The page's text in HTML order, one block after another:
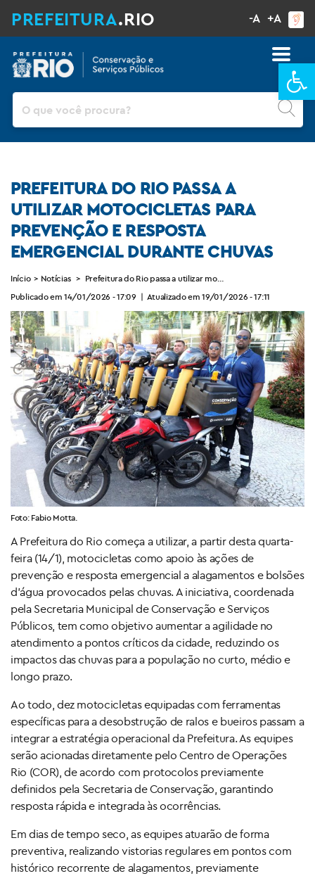
PREFEITURA.RIO -A +A
Pesquisar
PREFEITURA DO RIO PASSA A
UTILIZAR MOTOCICLETAS PARA
PREVENÇÃO E RESPOSTA
EMERGENCIAL DURANTE CHUVAS
Início > Notícias > Prefeitura do Rio passa a utilizar motocicletas para
Publicado em 14/01/2026 - 17:09 | Atualizado em 19/01/2026 - 17:11
Foto: Fabio Motta.
A Prefeitura do Rio começa a utilizar, a partir desta quarta-
feira (14/1), motocicletas como apoio às ações de
prevenção e resposta emergencial a alagamentos e bolsões
d’água provocados pelas chuvas. A iniciativa, coordenada
pela Secretaria Municipal de Conservação e Serviços
Públicos, tem como objetivo aumentar a agilidade no
atendimento a pontos críticos da cidade, reduzindo os
impactos das chuvas para a população no curto, médio e
longo prazo.
Ao todo, dez motocicletas equipadas com ferramentas
específicas para a desobstrução de ralos e bueiros passam a
integrar a estratégia operacional da Prefeitura. As equipes
serão acionadas diretamente pelo Centro de Operações
Rio (COR), de acordo com protocolos previamente
definidos pela Secretaria de Conservação, garantindo
resposta rápida e integrada às ocorrências.
Em dias de tempo seco, as equipes atuarão de forma
preventiva, realizando vistorias regulares em pontos com
histórico recorrente de alagamentos, previamente